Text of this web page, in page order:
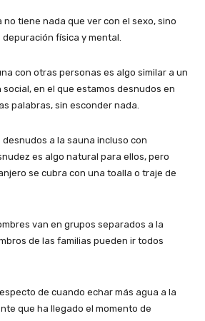
no tiene nada que ver con el sexo, sino
física y mental.
con otras personas es algo similar a un
en el que estamos desnudos en
palabras, sin esconder nada.
a la sauna incluso con
es algo natural para ellos, pero
se cubra con una toalla o traje de
van en grupos separados a la
de las familias pueden ir todos
de cuando echar más agua a la
que ha llegado el momento de